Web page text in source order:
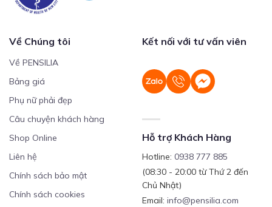
Về Chúng tôi
Về PENSILIA
Bảng giá
Phụ nữ phải đẹp
Câu chuyện khách hàng
Shop Online
Liên hệ
Chính sách bảo mật
Chính sách cookies
Kết nối với tư vấn viên
Hỗ trợ Khách Hàng
Hotline: 0938 777 885
(08:30 - 20:00 từ Thứ 2 đến
Chủ Nhật)
Email: info@pensilia.com